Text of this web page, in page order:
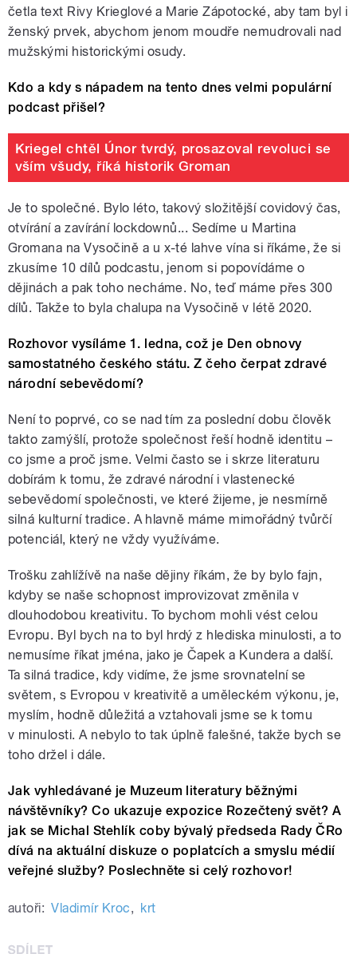
četla text Rivy Krieglové a Marie Zápotocké, aby tam byl i
ženský prvek, abychom jenom moudře nemudrovali nad
mužskými historickými osudy.
Kdo a kdy s nápadem na tento dnes velmi populární
podcast přišel?
Kriegel chtěl Únor tvrdý, prosazoval revoluci se
vším všudy, říká historik Groman
Je to společné. Bylo léto, takový složitější covidový čas,
otvírání a zavírání lockdownů... Sedíme u Martina
Gromana na Vysočině a u x-té lahve vína si říkáme, že si
zkusíme 10 dílů podcastu, jenom si popovídáme o
dějinách a pak toho necháme. No, teď máme přes 300
dílů. Takže to byla chalupa na Vysočině v létě 2020.
Rozhovor vysíláme 1. ledna, což je Den obnovy
samostatného českého státu. Z čeho čerpat zdravé
národní sebevědomí?
Není to poprvé, co se nad tím za poslední dobu člověk
takto zamýšlí, protože společnost řeší hodně identitu –
co jsme a proč jsme. Velmi často se i skrze literaturu
dobírám k tomu, že zdravé národní i vlastenecké
sebevědomí společnosti, ve které žijeme, je nesmírně
silná kulturní tradice. A hlavně máme mimořádný tvůrčí
potenciál, který ne vždy využíváme.
Trošku zahlížívě na naše dějiny říkám, že by bylo fajn,
kdyby se naše schopnost improvizovat změnila v
dlouhodobou kreativitu. To bychom mohli vést celou
Evropu. Byl bych na to byl hrdý z hlediska minulosti, a to
nemusíme říkat jména, jako je Čapek a Kundera a další.
Ta silná tradice, kdy vidíme, že jsme srovnatelní se
světem, s Evropou v kreativitě a uměleckém výkonu, je,
myslím, hodně důležitá a vztahovali jsme se k tomu
v minulosti. A nebylo to tak úplně falešné, takže bych se
toho držel i dále.
Jak vyhledávané je Muzeum literatury běžnými
návštěvníky? Co ukazuje expozice Rozečtený svět? A
jak se Michal Stehlík coby bývalý předseda Rady ČRo
dívá na aktuální diskuze o poplatcích a smyslu médií
veřejné služby? Poslechněte si celý rozhovor!
autoři: Vladimír Kroc, krt